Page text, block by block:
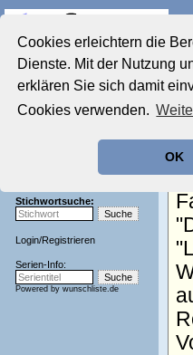
Cookies erleichtern die
Dienste. Mit der Nutzung
erklären Sie sich damit
Cookies verwenden.
OK
Startseite
Aktuelles Forum
Film-Forum
Zeichentrick-Forum
Stichwortsuche:
Login/Registrieren
Serien-Info:
Powered by wunschliste.de